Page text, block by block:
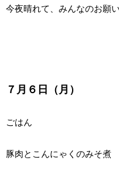
今夜晴れて、みんなのお願
７月６日（月）
ごはん
豚肉とこんにゃくのみそ煮